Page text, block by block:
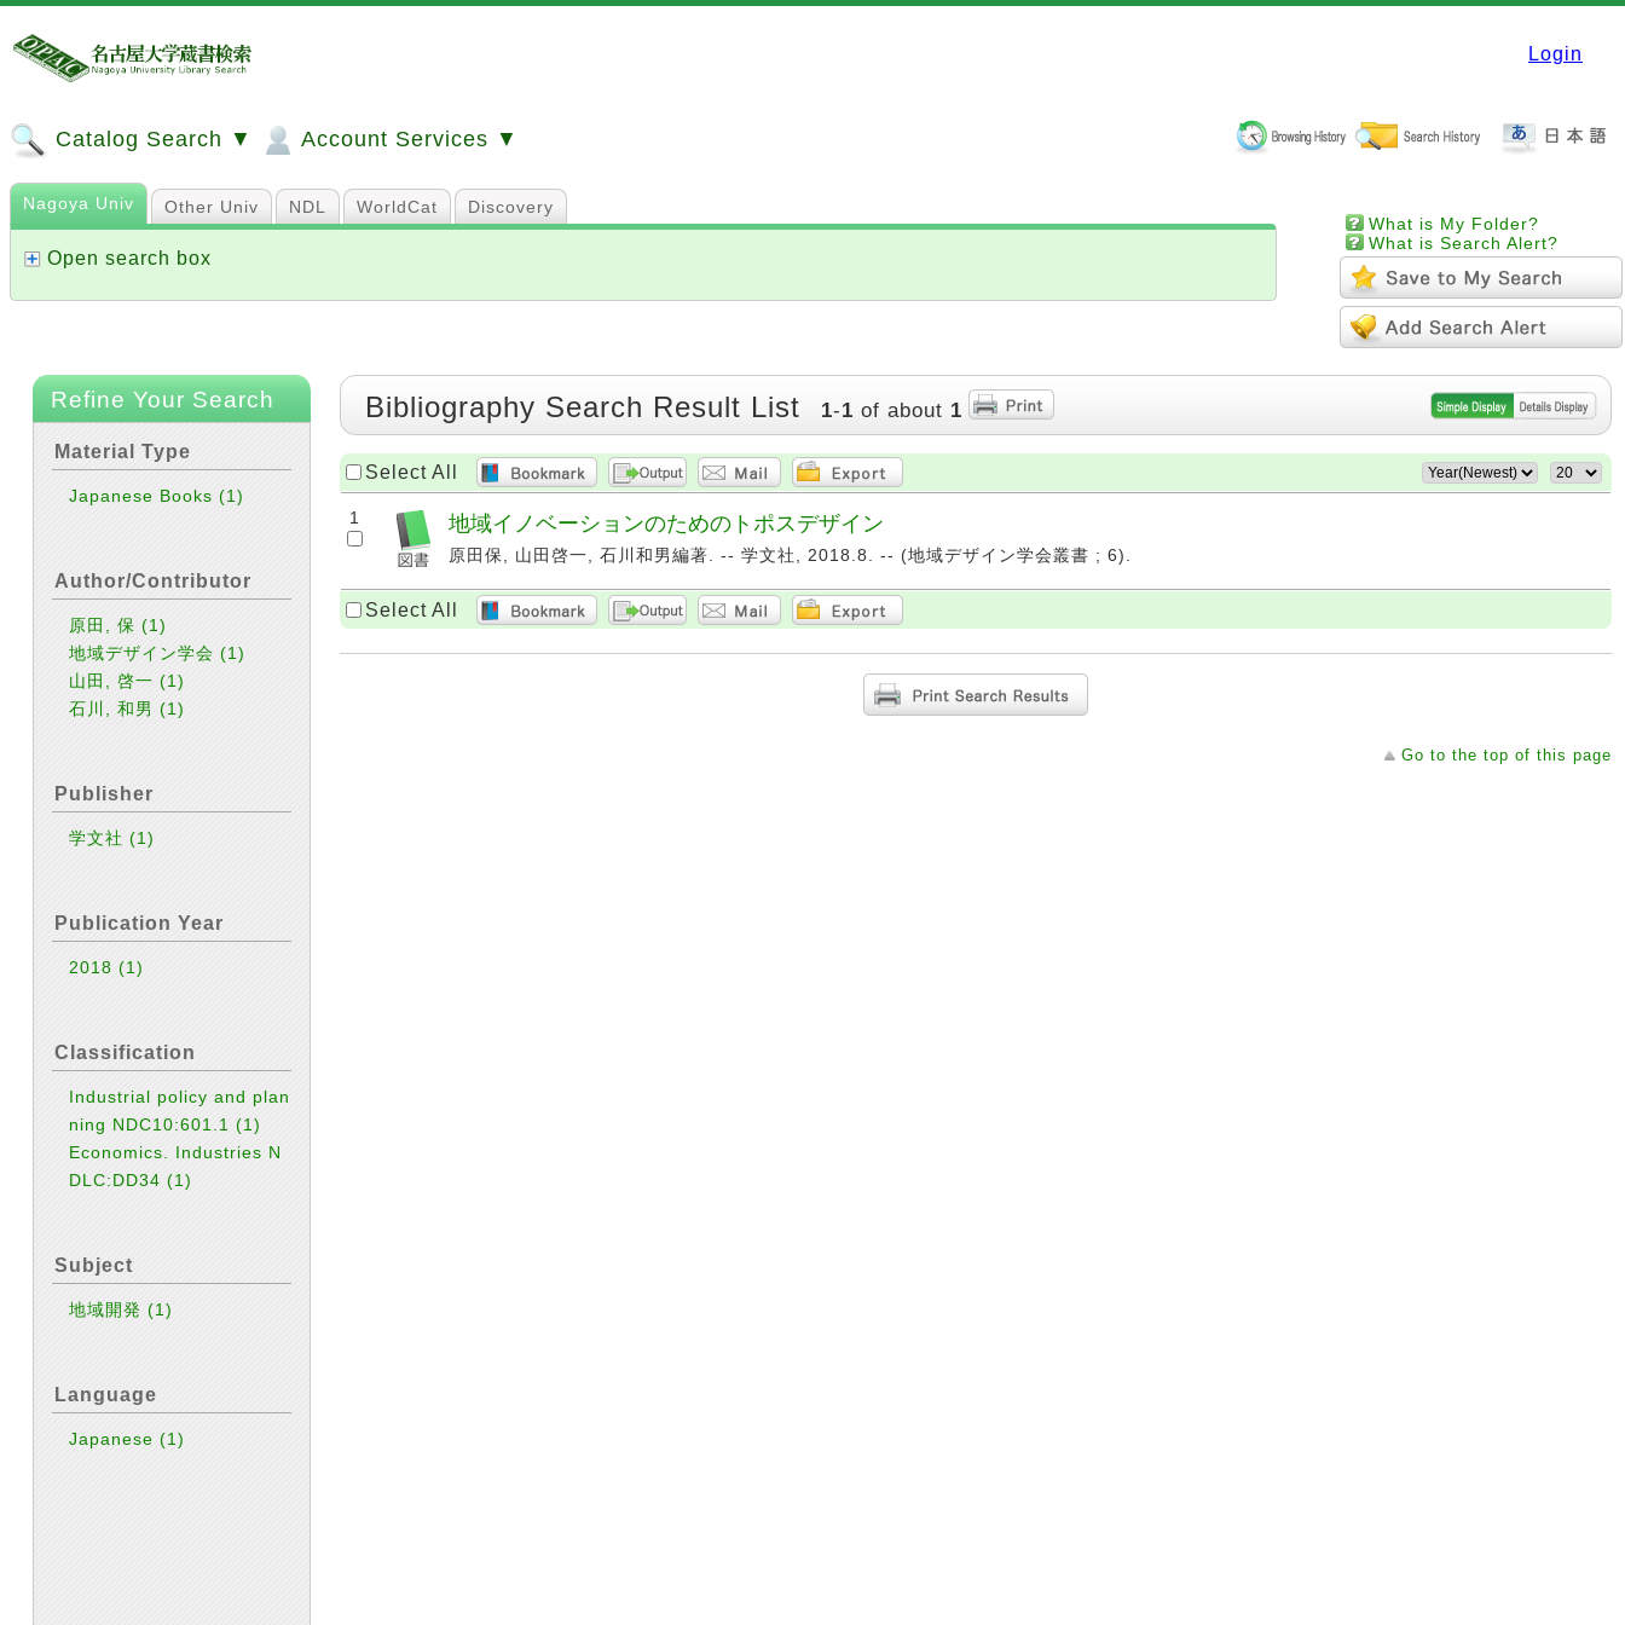
Login
Catalog Search ▼ Account Services ▼
What is My Folder?
What is Search Alert?
Nagoya Univ Other Univ NDL WorldCat Discovery
Open search box
Refine Your Search
Material Type
Japanese Books(1)
Author/Contributor
原田, 保(1)
地域デザイン学会(1)
山田, 啓一(1)
石川, 和男(1)
Publisher
学文社(1)
Publication Year
2018(1)
Classification
Industrial policy and plan
ning NDC10:601.1(1)
Economics. Industries N
DLC:DD34(1)
Subject
地域開発(1)
Language
Japanese(1)
Bibliography Search Result List 1-1 of about 1
Select All
1 地域イノベーションのためのトポスデザイン
原田保, 山田啓一, 石川和男編著. -- 学文社, 2018.8. -- (地域デザイン学会叢書 ; 6).
Select All
Go to the top of this page